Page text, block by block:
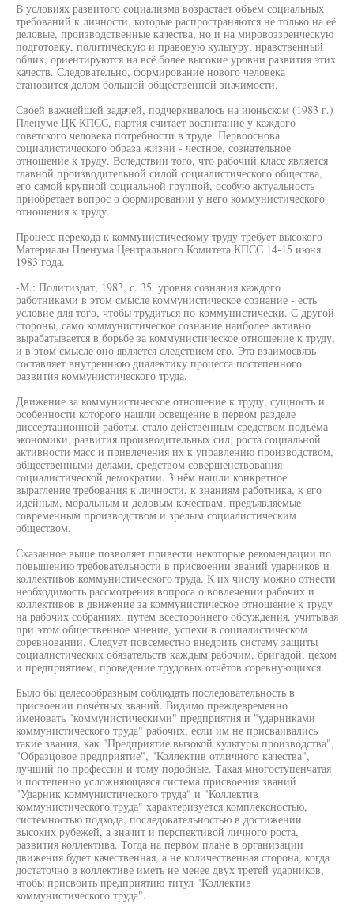
В условиях развитого социализма возрастает объём социальных
требований к личности, которые распространяются не только на её
деловые, производственные качества, но и на мировоззренческую
подготовку, политическую и правовую культуру, нравственный
облик, ориентируются на всё более высокие уровни развития этих
качеств. Следовательно, формирование нового человека
становится делом большой общественной значимости.
Своей важнейшей задачей, подчеркивалось на июньском (1983 г.)
Пленуме ЦК КПСС, партия считает воспитание у каждого
советского человека потребности в труде. Первооснова
социалистического образа жизни - честное, сознательное
отношение к труду. Вследствии того, что рабочий класс является
главной производительной силой социалистического общества,
его самой крупной социальной группой, особую актуальность
приобретает вопрос о формировании у него коммунистического
отношения к труду.
Процесс перехода к коммунистическому труду требует высокого
Материалы Пленума Центрального Комитета КПСС 14-15 июня
1983 года.
-М.: Политиздат, 1983, с. 35. уровня сознания каждого
работниками в этом смысле коммунистическое сознание - есть
условие для того, чтобы трудиться по-коммунистически. С другой
стороны, само коммунистическое сознание наиболее активно
вырабатывается в борьбе за коммунистическое отношение к труду,
и в этом смысле оно является следствием его. Эта взаимосвязь
составляет внутреннюю диалектику процесса постепенного
развития коммунистического труда.
Движение за коммунистическое отношение к труду, сущность и
особенности которого нашли освещение в первом разделе
диссертационной работы, стало действенным средством подъёма
экономики, развития производительных сил, роста социальной
активности масс и привлечения их к управлению производством,
общественными делами, средством совершенствования
социалистической демократии. 3 нём нашли конкретное
вырагление требования к личности, к знаниям работника, к его
идейным, моральным и деловым качествам, предъявляемые
современным производством и зрелым социалистическим
обществом.
Сказанное выше позволяет привести некоторые рекомендации по
повышению требовательности в присвоении званий ударников и
коллективов коммунистического труда. К их числу можно отнести
необходимость рассмотрения вопроса о вовлечении рабочих и
коллективов в движение за коммунистическое отношение к труду
на рабочих собраниях, путём всестороннего обсуждения, учитывая
при этом общественное мнение, успехи в социалистическом
соревновании. Следует повсеместно внедрить систему защиты
социалистических обязательств каждым рабочим, бригадой, цехом
и предприятием, проведение трудовых отчётов соревнующихся.
Было бы целесообразным соблюдать последовательность в
присвоении почётных званий. Видимо преждевременно
именовать "коммунистическими" предприятия и "ударниками
коммунистического труда" рабочих, если им не присваивались
такие звания, как "Предприятие вызокой культуры производства",
"Образцовое предприятие", "Коллектив отличного качества",
лучший по профессии и тому подобные. Такая многоступенчатая
и постепенно усложняющаяся система присвоения званий
"Ударник коммунистического труда" и "Коллектив
коммунистического труда" характеризуется комплексностью,
системностью подхода, последовательностью в достижении
высоких рубежей, а значит и перспективой личного роста,
развития коллектива. Тогда на первом плане в организации
движения будет качественная, а не количественная сторона, когда
достаточно в коллективе иметь не менее двух третей ударников,
чтобы присвоить предприятию титул "Коллектив
коммунистического труда".